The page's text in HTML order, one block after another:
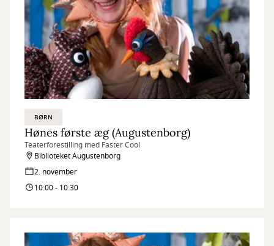
BØRN
Hønes første æg (Augustenborg)
Teaterforestilling med Faster Cool
Biblioteket Augustenborg
2. november
10:00 - 10:30